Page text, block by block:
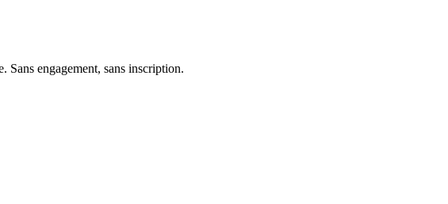
Sans engagement, sans inscription.